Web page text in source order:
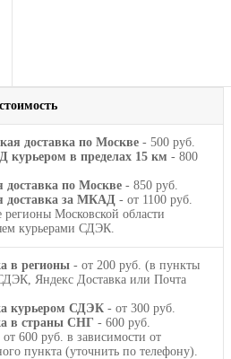
доставка по Москве - 500 руб.
курьером в пределах 15 км - 800
доставка по Москве - 850 руб.
доставка за МКАД - от 1100 руб.
регионы Московской области
курьерами СДЭК.
в регионы - от 200 руб. (в пункты
Яндекс Доставка или Почта
курьером СДЭК - от 300 руб.
в страны СНГ - 600 руб.
от 600 руб. в зависимости от
пункта (уточнить по телефону).